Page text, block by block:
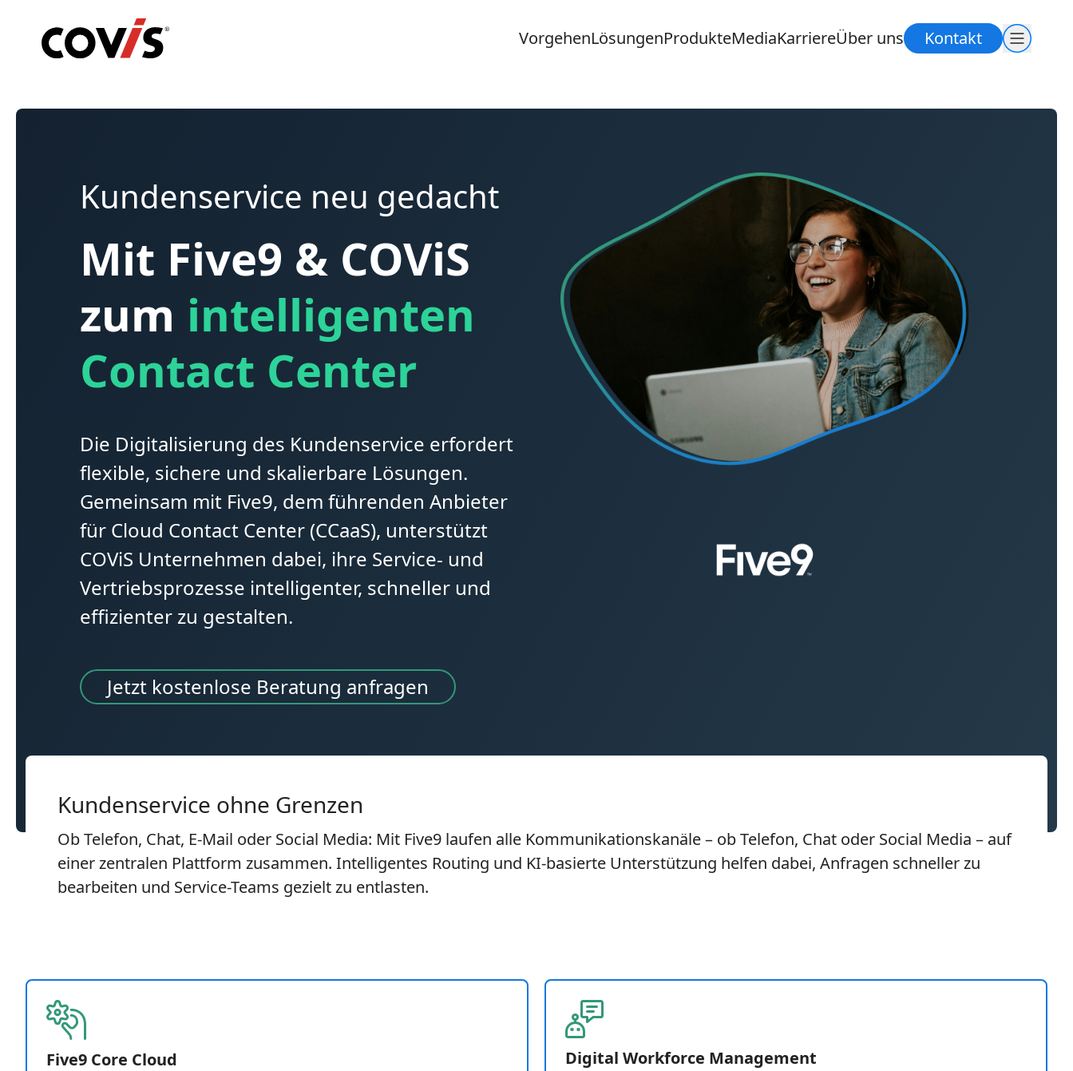
VorgehenLösungenProdukteMediaKarriereÜber uns Kontakt
Kundenservice neu gedacht
Mit Five9 & COViS
zum intelligenten
Contact Center
Die Digitalisierung des Kundenservice erfordert
flexible, sichere und skalierbare Lösungen.
Gemeinsam mit Five9, dem führenden Anbieter
für Cloud Contact Center (CCaaS), unterstützt
COViS Unternehmen dabei, ihre Service- und
Vertriebsprozesse intelligenter, schneller und
effizienter zu gestalten.
Jetzt kostenlose Beratung anfragen
Kundenservice ohne Grenzen
Ob Telefon, Chat, E-Mail oder Social Media: Mit Five9 laufen alle Kommunikationskanäle – ob Telefon, Chat oder Social Media – auf
einer zentralen Plattform zusammen. Intelligentes Routing und KI-basierte Unterstützung helfen dabei, Anfragen schneller zu
bearbeiten und Service-Teams gezielt zu entlasten.
Five9 Core Cloud Digital Workforce Management